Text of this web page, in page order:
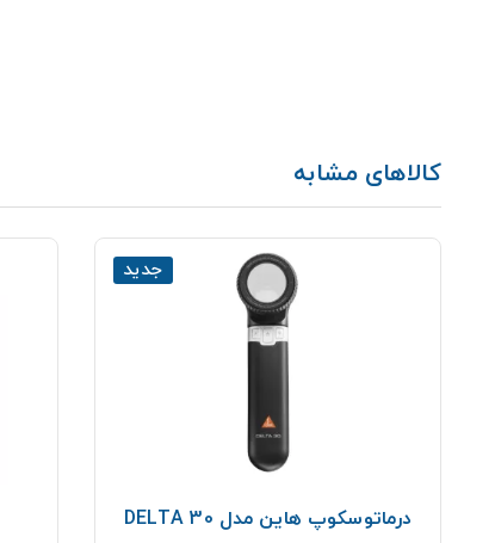
کالاهای مشابه
جدید
درماتوسکوپ هاین مدل DELTA 30